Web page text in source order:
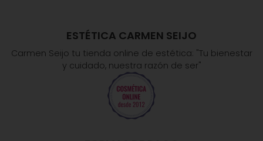
ESTÉTICA CARMEN SEIJO
Carmen Seijo tu tienda online de estética: "Tu bienestar
y cuidado, nuestra razón de ser"